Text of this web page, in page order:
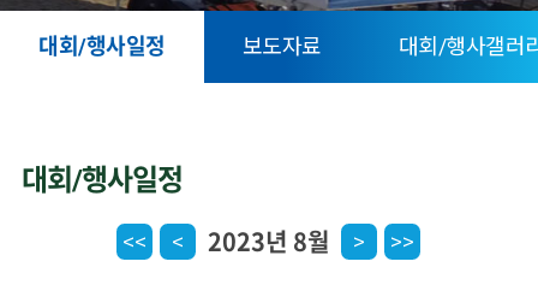
대회/행사일정 보도자료 대회/행사갤러
대회/행사일정
<< < 2023년 8월 > >>